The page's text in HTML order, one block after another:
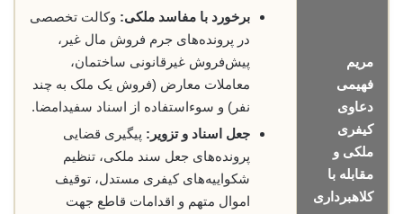
مریم
فهیمی
دعاوی
کیفری
ملکی و
مقابله با
کلاهبرداری
برخورد با مفاسد ملکی: وکالت تخصصی
در پرونده‌های جرم فروش مال غیر،
پیش‌فروش غیرقانونی ساختمان،
معاملات معارض (فروش یک ملک به چند
نفر) و سوءاستفاده از اسناد سفیدامضا.
جعل اسناد و تزویر: پیگیری قضایی
پرونده‌های جعل سند ملکی، تنظیم
شکواییه‌های کیفری مستدل، توقیف
اموال متهم و اقدامات قاطع جهت